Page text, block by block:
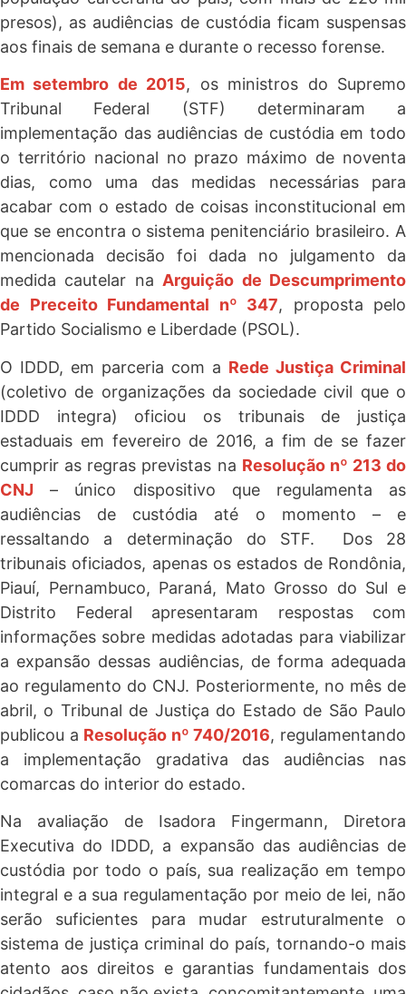
presos), as audiências de custódia ficam suspensas
aos finais de semana e durante o recesso forense.
Em setembro de 2015, os ministros do Supremo
Tribunal Federal (STF) determinaram a
implementação das audiências de custódia em todo
o território nacional no prazo máximo de noventa
dias, como uma das medidas necessárias para
acabar com o estado de coisas inconstitucional em
que se encontra o sistema penitenciário brasileiro. A
mencionada decisão foi dada no julgamento da
medida cautelar naArguição de Descumprimento
de Preceito Fundamental nº 347, proposta pelo
Partido Socialismo e Liberdade (PSOL).
O IDDD, em parceria com a Rede Justiça Criminal
(coletivo de organizações da sociedade civil que o
IDDD integra) oficiou os tribunais de justiça
estaduais em fevereiro de 2016, a fim de se fazer
cumprir as regras previstas na Resolução nº 213 do
CNJ – único dispositivo que regulamenta as
audiências de custódia até o momento – e
ressaltando a determinação do STF. Dos 28
tribunais oficiados, apenas os estados de Rondônia,
Piauí, Pernambuco, Paraná, Mato Grosso do Sul e
Distrito Federal apresentaram respostas com
informações sobre medidas adotadas para viabilizar
a expansão dessas audiências, de forma adequada
ao regulamento do CNJ. Posteriormente, no mês de
abril, o Tribunal de Justiça do Estado de São Paulo
publicou a Resolução nº 740/2016, regulamentando
a implementação gradativa das audiências nas
comarcas do interior do estado.
Na avaliação de Isadora Fingermann, Diretora
Executiva do IDDD, a expansão das audiências de
custódia por todo o país, sua realização em tempo
integral e a sua regulamentação por meio de lei, não
serão suficientes para mudar estruturalmente o
sistema de justiça criminal do país, tornando-o mais
atento aos direitos e garantias fundamentais dos